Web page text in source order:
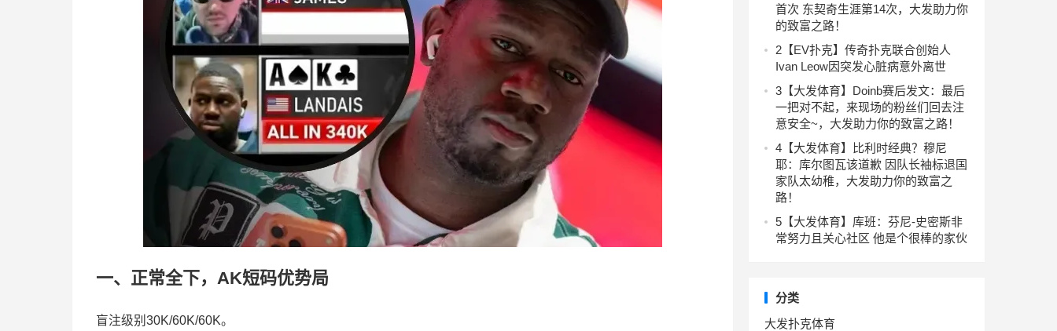
一、正常全下，AK短码优势局
盲注级别30K/60K/60K。
领衔57人晋级
首次 东契奇生涯第14次，大发助力你
的致富之路！
2 【EV扑克】传奇扑克联合创始人
Ivan Leow因突发心脏病意外离世
3 【大发体育】Doinb赛后发文：最后
一把对不起，来现场的粉丝们回去注
意安全~，大发助力你的致富之路！
4 【大发体育】比利时经典？穆尼
耶：库尔图瓦该道歉 因队长袖标退国
家队太幼稚，大发助力你的致富之
路！
5 【大发体育】库班：芬尼-史密斯非
常努力且关心社区 他是个很棒的家伙
分类
大发扑克体育